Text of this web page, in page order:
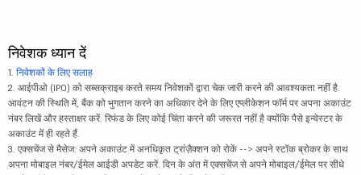
निवेशक ध्यान दें
1. निवेशकों के लिए सलाह
2. आईपीओ (IPO) को सब्सक्राइब करते समय निवेशकों द्वारा चेक जारी करने की आवश्यकता नहीं है.
आवंटन की स्थिति में, बैंक को भुगतान करने का अधिकार देने के लिए एप्लीकेशन फॉर्म पर अपना अकाउंट
नंबर लिखें और हस्ताक्षर करें. रिफंड के लिए कोई चिंता करने की जरूरत नहीं है क्योंकि पैसे इन्वेस्टर के
अकाउंट में ही रहते हैं.
3. एक्सचेंज से मैसेज: अपने अकाउंट में अनधिकृत ट्रांज़ैक्शन को रोकें --> अपने स्टॉक ब्रोकर के साथ
अपना मोबाइल नंबर/ईमेल आईडी अपडेट करें. दिन के अंत में एक्सचेंज से अपने मोबाइल/ईमेल पर सीधे